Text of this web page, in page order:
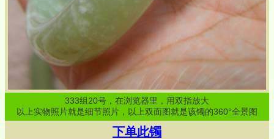
333组20号，在浏览器里，用双指放大
以上实物照片就是细节照片，以上双面图就是该镯的360°全景图
下单此镯